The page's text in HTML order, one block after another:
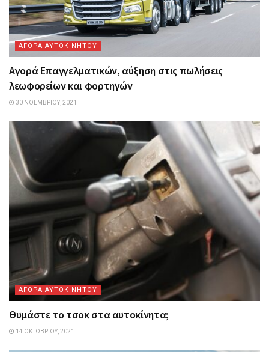
ΑΓΟΡΑ ΑΥΤΟΚΙΝΗΤΟΥ
Αγορά Επαγγελματικών, αύξηση στις πωλήσεις
λεωφορείων και φορτηγών
30 ΝΟΕΜΒΡΊΟΥ, 2021
ΑΓΟΡΑ ΑΥΤΟΚΙΝΗΤΟΥ
Θυμάστε το τσοκ στα αυτοκίνητα;
14 ΟΚΤΩΒΡΊΟΥ, 2021